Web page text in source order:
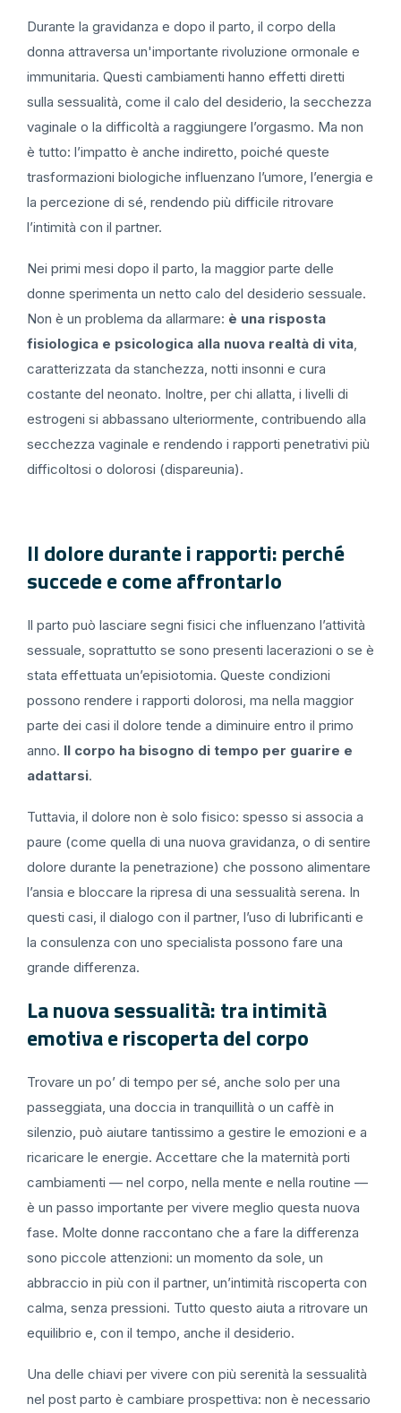
Durante la gravidanza e dopo il parto, il corpo della
donna attraversa un'importante rivoluzione ormonale e
immunitaria. Questi cambiamenti hanno effetti diretti
sulla sessualità, come il calo del desiderio, la secchezza
vaginale o la difficoltà a raggiungere l’orgasmo. Ma non
è tutto: l’impatto è anche indiretto, poiché queste
trasformazioni biologiche influenzano l’umore, l’energia e
la percezione di sé, rendendo più difficile ritrovare
l’intimità con il partner.
Nei primi mesi dopo il parto, la maggior parte delle
donne sperimenta un netto calo del desiderio sessuale.
Non è un problema da allarmare: è una risposta
fisiologica e psicologica alla nuova realtà di vita,
caratterizzata da stanchezza, notti insonni e cura
costante del neonato. Inoltre, per chi allatta, i livelli di
estrogeni si abbassano ulteriormente, contribuendo alla
secchezza vaginale e rendendo i rapporti penetrativi più
difficoltosi o dolorosi (dispareunia).
Il dolore durante i rapporti: perché
succede e come affrontarlo
Il parto può lasciare segni fisici che influenzano l’attività
sessuale, soprattutto se sono presenti lacerazioni o se è
stata effettuata un’episiotomia. Queste condizioni
possono rendere i rapporti dolorosi, ma nella maggior
parte dei casi il dolore tende a diminuire entro il primo
anno. Il corpo ha bisogno di tempo per guarire e
adattarsi.
Tuttavia, il dolore non è solo fisico: spesso si associa a
paure (come quella di una nuova gravidanza, o di sentire
dolore durante la penetrazione) che possono alimentare
l’ansia e bloccare la ripresa di una sessualità serena. In
questi casi, il dialogo con il partner, l’uso di lubrificanti e
la consulenza con uno specialista possono fare una
grande differenza.
La nuova sessualità: tra intimità
emotiva e riscoperta del corpo
Trovare un po’ di tempo per sé, anche solo per una
passeggiata, una doccia in tranquillità o un caffè in
silenzio, può aiutare tantissimo a gestire le emozioni e a
ricaricare le energie. Accettare che la maternità porti
cambiamenti — nel corpo, nella mente e nella routine —
è un passo importante per vivere meglio questa nuova
fase. Molte donne raccontano che a fare la differenza
sono piccole attenzioni: un momento da sole, un
abbraccio in più con il partner, un’intimità riscoperta con
calma, senza pressioni. Tutto questo aiuta a ritrovare un
equilibrio e, con il tempo, anche il desiderio.
Una delle chiavi per vivere con più serenità la sessualità
nel post parto è cambiare prospettiva: non è necessario